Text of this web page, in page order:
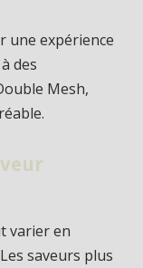
une expérience
des
Mesh,
varier en
saveurs plus